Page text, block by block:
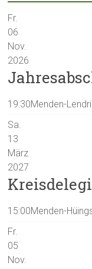
Fr.
06
Nov.
2026
19:30Menden-
Sa.
13
März
2027
15:00Menden-
Fr.
05
Nov.